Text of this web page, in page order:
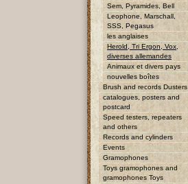
Sem, Pyramides, Bell
Leophone, Marschall,
SSS, Pegasus
les anglaises
Herold, Tri Ergon, Vox,
diverses allemandes
Animaux et divers pays
nouvelles boîtes
Brush and records Dusters
catalogues, posters and
postcard
Speed testers, repeaters
and others
Records and cylinders
Events
Gramophones
Toys gramophones and
gramophones Toys